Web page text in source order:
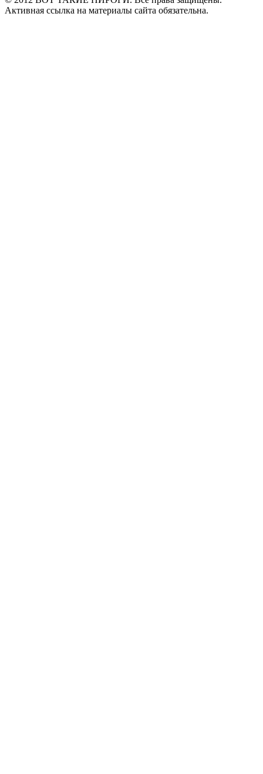
Активная ссылка на материалы сайта обязательна.